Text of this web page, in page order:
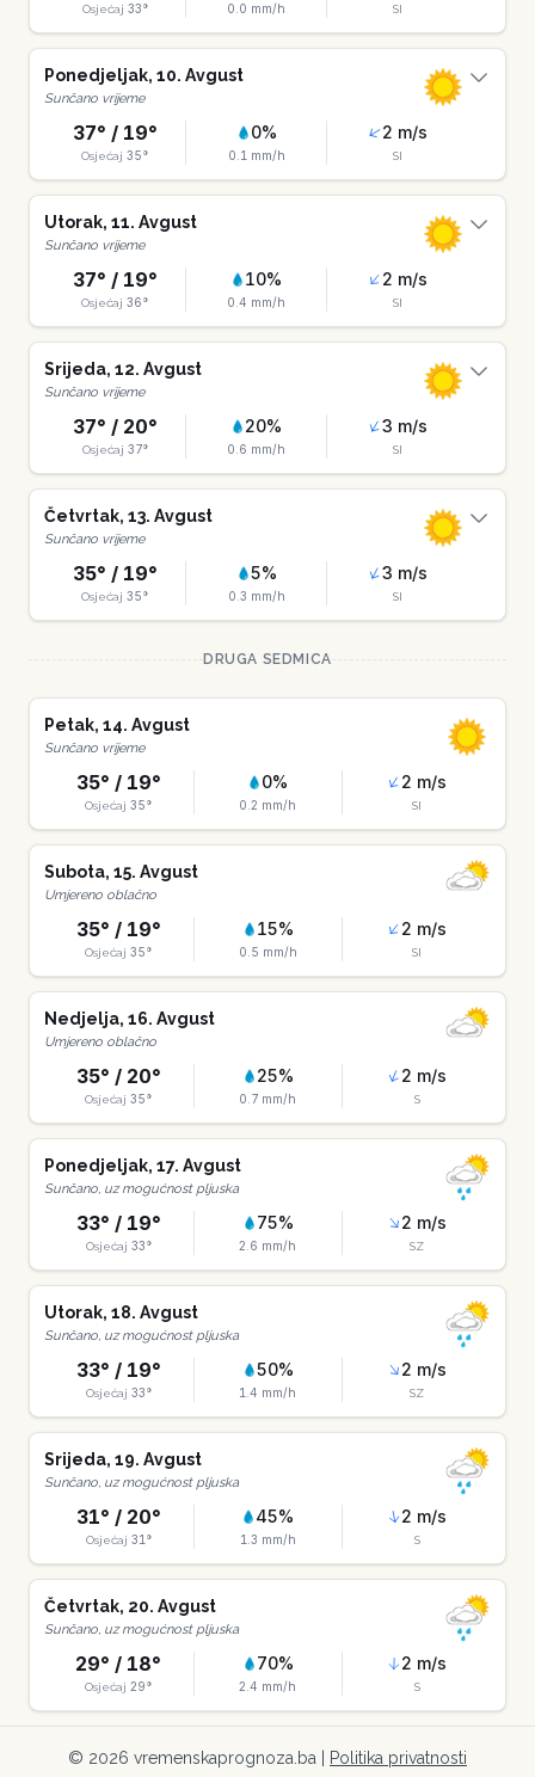
Osjećaj 33° 0.0 mm/h SI
Ponedjeljak, 10. Avgust
Sunčano vrijeme
37° / 19°
Osjećaj 35°
0%
0.1 mm/h
2 m/s
SI
Utorak, 11. Avgust
Sunčano vrijeme
37° / 19°
Osjećaj 36°
10%
0.4 mm/h
2 m/s
SI
Srijeda, 12. Avgust
Sunčano vrijeme
37° / 20°
Osjećaj 37°
20%
0.6 mm/h
3 m/s
SI
Četvrtak, 13. Avgust
Sunčano vrijeme
35° / 19°
Osjećaj 35°
5%
0.3 mm/h
3 m/s
SI
DRUGA SEDMICA
Petak, 14. Avgust
Sunčano vrijeme
35° / 19°
Osjećaj 35°
0%
0.2 mm/h
2 m/s
SI
Subota, 15. Avgust
Umjereno oblačno
35° / 19°
Osjećaj 35°
15%
0.5 mm/h
2 m/s
SI
Nedjelja, 16. Avgust
Umjereno oblačno
35° / 20°
Osjećaj 35°
25%
0.7 mm/h
2 m/s
S
Ponedjeljak, 17. Avgust
Sunčano, uz mogućnost pljuska
33° / 19°
Osjećaj 33°
75%
2.6 mm/h
2 m/s
SZ
Utorak, 18. Avgust
Sunčano, uz mogućnost pljuska
33° / 19°
Osjećaj 33°
50%
1.4 mm/h
2 m/s
SZ
Srijeda, 19. Avgust
Sunčano, uz mogućnost pljuska
31° / 20°
Osjećaj 31 °
45%
1.3 mm/h
2 m/s
S
Četvrtak, 20. Avgust
Sunčano, uz mogućnost pljuska
29° / 18°
Osjećaj 29°
70%
2.4 mm/h
2 m/s
S
© 2026 vremenskaprognoza.ba | Politika privatnosti